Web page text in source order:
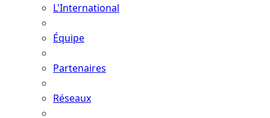
L'International
Équipe
Partenaires
Réseaux